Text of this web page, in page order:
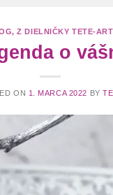
,Z DIELNIČKY TETE-ART
o
ON 1. MARCA 2022 BY